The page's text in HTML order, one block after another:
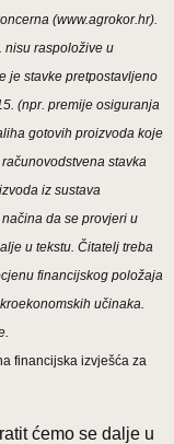
(www.agrokor.hr).
nisu raspoložive u
je stavke pretpostavljeno
(npr. premije osiguranja
gotovih proizvoda koje
stavka
iz sustava
da se provjeri u
u tekstu. Čitatelj treba
financijskog položaja
učinaka.
financijska izvješća za
ćemo se dalje u